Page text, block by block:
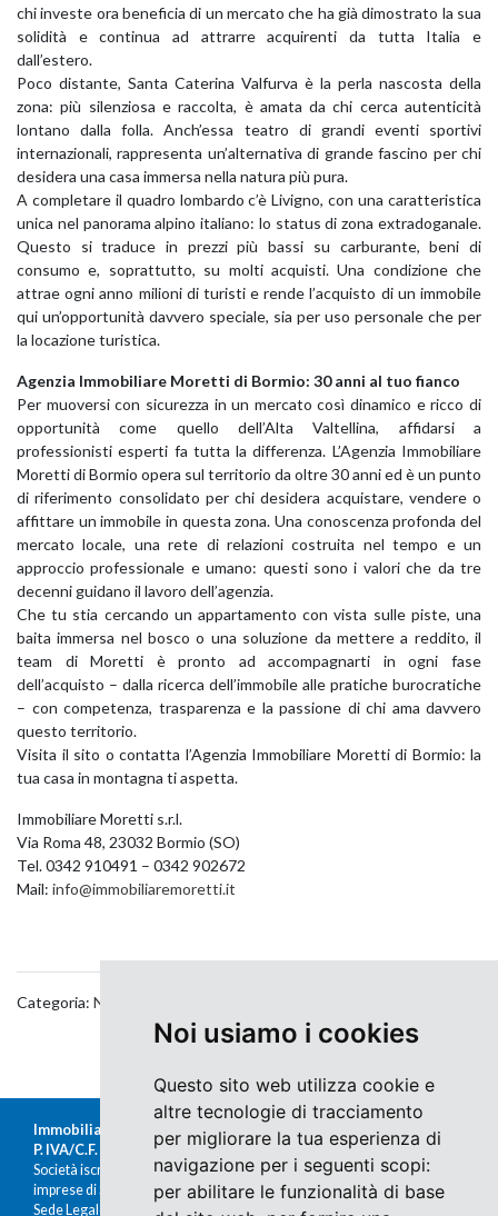
Noi usiamo i cookies
Questo sito web utilizza cookie e
altre tecnologie di tracciamento
per migliorare la tua esperienza di
navigazione per i seguenti scopi:
per abilitare le funzionalità di base
chi investe ora beneficia di un mercato che ha già dimostrato la sua
solidità e continua ad attrarre acquirenti da tutta Italia e
dall’estero.
Poco distante, Santa Caterina Valfurva è la perla nascosta della
zona: più silenziosa e raccolta, è amata da chi cerca autenticità
lontano dalla folla. Anch’essa teatro di grandi eventi sportivi
internazionali, rappresenta un’alternativa di grande fascino per chi
desidera una casa immersa nella natura più pura.
A completare il quadro lombardo c’è Livigno, con una caratteristica
unica nel panorama alpino italiano: lo status di zona extradoganale.
Questo si traduce in prezzi più bassi su carburante, beni di
consumo e, soprattutto, su molti acquisti. Una condizione che
attrae ogni anno milioni di turisti e rende l’acquisto di un immobile
qui un’opportunità davvero speciale, sia per uso personale che per
la locazione turistica.
Agenzia Immobiliare Moretti di Bormio: 30 anni al tuo fianco
Per muoversi con sicurezza in un mercato così dinamico e ricco di
opportunità come quello dell’Alta Valtellina, affidarsi a
professionisti esperti fa tutta la differenza. L’Agenzia Immobiliare
Moretti di Bormio opera sul territorio da oltre 30 anni ed è un punto
di riferimento consolidato per chi desidera acquistare, vendere o
affittare un immobile in questa zona. Una conoscenza profonda del
mercato locale, una rete di relazioni costruita nel tempo e un
approccio professionale e umano: questi sono i valori che da tre
decenni guidano il lavoro dell’agenzia.
Che tu stia cercando un appartamento con vista sulle piste, una
baita immersa nel bosco o una soluzione da mettere a reddito, il
team di Moretti è pronto ad accompagnarti in ogni fase
dell’acquisto – dalla ricerca dell’immobile alle pratiche burocratiche
– con competenza, trasparenza e la passione di chi ama davvero
questo territorio.
Visita il sito o contatta l’Agenzia Immobiliare Moretti di Bormio: la
tua casa in montagna ti aspetta.
Immobiliare Moretti s.r.l.
Via Roma 48, 23032 Bormio (SO)
Tel. 0342 910491 – 0342 902672
Mail: info@immobiliaremoretti.it
Categoria: News
Immobiliare Moretti s.r.l.
P. IVA/C.F. 00676380140
Società iscritta al Registro delle
imprese di Sondrio al n.47430
Sede Legale: Via Nazario Sauro 1, Sondrio